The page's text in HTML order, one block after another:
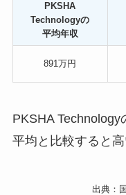
PKSHA
Technologyの
平均年収
891万円
PKSHA
平均と比較すると高
出典：